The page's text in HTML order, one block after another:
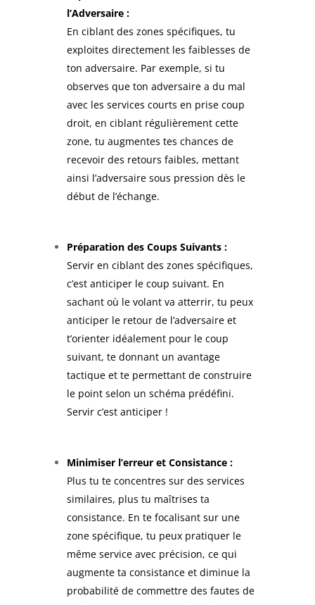
l’Adversaire :
En ciblant des zones spécifiques, tu
exploites directement les faiblesses de
ton adversaire. Par exemple, si tu
observes que ton adversaire a du mal
avec les services courts en prise coup
droit, en ciblant régulièrement cette
zone, tu augmentes tes chances de
recevoir des retours faibles, mettant
ainsi l’adversaire sous pression dès le
début de l’échange.
Préparation des Coups Suivants :
Servir en ciblant des zones spécifiques,
c’est anticiper le coup suivant. En
sachant où le volant va atterrir, tu peux
anticiper le retour de l’adversaire et
t’orienter idéalement pour le coup
suivant, te donnant un avantage
tactique et te permettant de construire
le point selon un schéma prédéfini.
Servir c’est anticiper !
Minimiser l’erreur et Consistance :
Plus tu te concentres sur des services
similaires, plus tu maîtrises ta
consistance. En te focalisant sur une
zone spécifique, tu peux pratiquer le
même service avec précision, ce qui
augmente ta consistance et diminue la
probabilité de commettre des fautes de